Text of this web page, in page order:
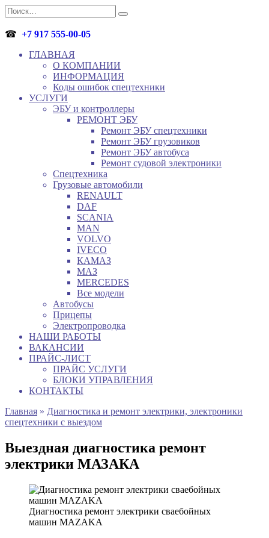
Перейти
к
содержанию
Search
for:
☎ +7 917 555-00-05
ГЛАВНАЯ
О КОМПАНИИ
ИНФОРМАЦИЯ
Коды ошибок спецтехники
УСЛУГИ
ЭБУ и контроллеры
РЕМОНТ ЭБУ
Ремонт ЭБУ спецтехники
Ремонт ЭБУ грузовиков
Ремонт ЭБУ автобуса
Ремонт судовой электроники
Спецтехника
Грузовые автомобили
RENAULT
DAF
SCANIA
MAN
VOLVO
IVECO
КАМАЗ
МАЗ
MERCEDES
Все модели
Автобусы
Прицепы
Электропроводка
НАШИ РАБОТЫ
ВАКАНСИИ
ПРАЙС-ЛИСТ
ПРАЙС УСЛУГИ
БЛОКИ УПРАВЛЕНИЯ
КОНТАКТЫ
Главная » Диагностика и ремонт электрики, электроники
спецтехники с выездом
Выездная диагностика ремонт
электрики МАЗАКА
Диагностика ремонт электрики сваебойных
машин MAZAKA